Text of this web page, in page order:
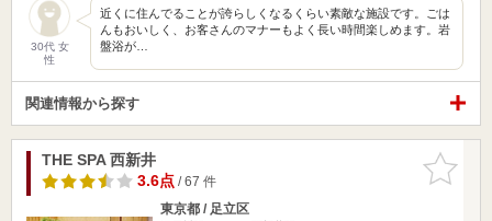
30代 女
性
近くに住んでることが誇らしくなるくらい素敵な施設です。ごは
んもおいしく、お客さんのマナーもよく長い時間楽しめます。岩
盤浴が…
関連情報から探す
お気に入
りに追加
THE SPA 西新井
3.6点/ 67 件
東京都 / 足立区